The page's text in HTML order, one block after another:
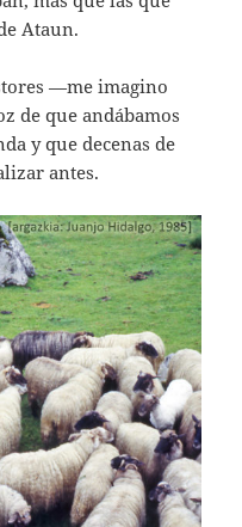
Ataun.
—me imagino
de que andábamos
y que decenas de
antes.